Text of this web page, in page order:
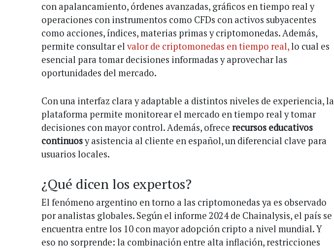
con apalancamiento, órdenes avanzadas, gráficos en tiempo real y
operaciones con instrumentos como CFDs con activos subyacentes
como acciones, índices, materias primas y criptomonedas. Además,
permite consultar el valor de criptomonedas en tiempo real,lo cual es
esencial para tomar decisiones informadas y aprovechar las
oportunidades del mercado.
Con una interfaz clara y adaptable a distintos niveles de experiencia, la
plataforma permite monitorear el mercado en tiempo real y tomar
decisiones con mayor control. Además, ofrece recursos educativos
continuosy asistencia al cliente en español, un diferencial clave para
usuarios locales.
¿Qué dicen los expertos?
El fenómeno argentino en torno a las criptomonedas ya es observado
por analistas globales. Según el informe 2024 de Chainalysis, el país se
encuentra entre los 10 con mayor adopción cripto a nivel mundial. Y
eso no sorprende: la combinación entre alta inflación, restricciones